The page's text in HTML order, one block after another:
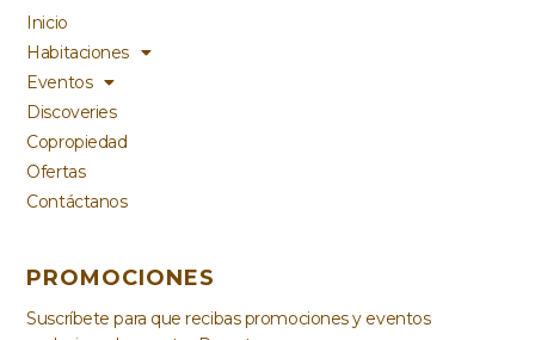
Inicio
Habitaciones
Eventos
Discoveries
Copropiedad
Ofertas
Contáctanos
PROMOCIONES
Suscríbete para que recibas promociones y eventos